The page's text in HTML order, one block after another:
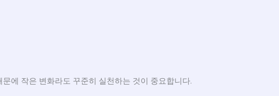
에 작은 변화라도 꾸준히 실천하는 것이 중요합니다.